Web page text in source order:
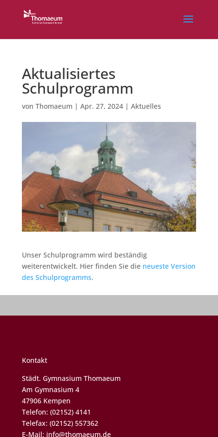
Aktualisiertes
Schulprogramm
von Thomaeum | Apr. 27, 2024| Aktuelles
Unser Schulprogramm wird beständig
weiterentwickelt. Hier finden Sie die neueste Version
des Schulprogramms.
Kontakt
Städt. Gymnasium Thomaeum
Am Gymnasium 4
47906 Kempen
Telefon: (02152) 4141
Telefax: (02152) 557362
E-Mail: info@thomaeum.de